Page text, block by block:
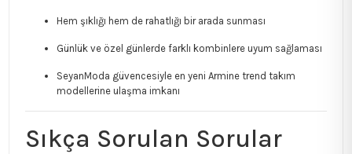
Hem şıklığı hem de rahatlığı bir arada sunması
Günlük ve özel günlerde farklı kombinlere uyum sağlaması
SeyanModa güvencesiyle en yeni Armine trend takım
modellerine ulaşma imkanı
Sıkça Sorulan Sorular